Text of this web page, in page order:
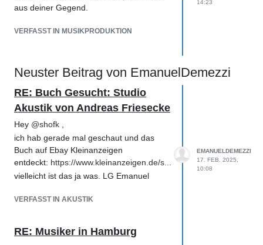
aus deiner Gegend.
VERFASST IN MUSIKPRODUKTION
14:23
Neuster Beitrag von EmanuelDemezzi
RE: Buch Gesucht: Studio
Akustik von Andreas Friesecke
Hey @shofk
ich hab gerade mal geschaut und das
Buch auf Ebay Kleinanzeigen
entdeckt: https://www.kleinanzeigen.de/s...
vielleicht ist das ja was. LG Emanuel
VERFASST IN AKUSTIK
EMANUELDEMEZZI
17. FEB. 2025,
10:08
RE: Musiker in Hamburg